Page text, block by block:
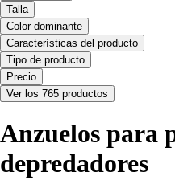
Talla
Color dominante
Características del producto
Tipo de producto
Precio
Ver los 765 productos
Anzuelos para
depredadores